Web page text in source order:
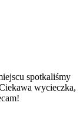
spotkaliśmy
wycieczka,